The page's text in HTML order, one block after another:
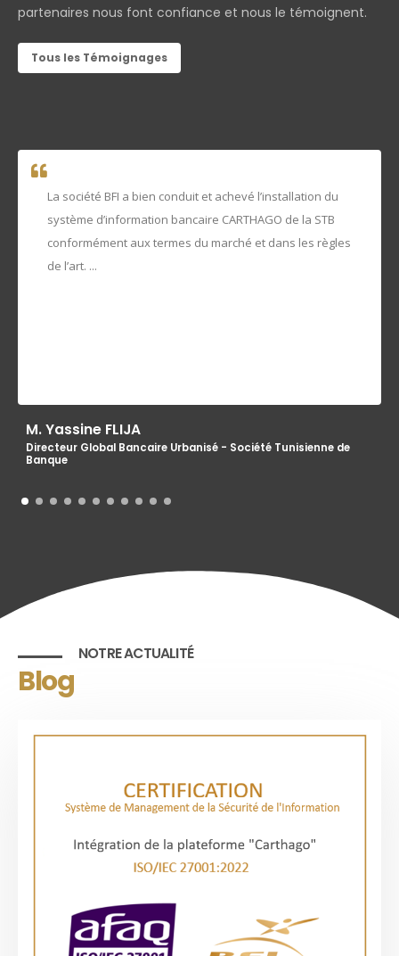
partenaires nous font confiance et nous le témoignent.
Tous les Témoignages
La société BFI a bien conduit et achevé l’installation du
système d’information bancaire CARTHAGO de la STB
conformément aux termes du marché et dans les règles
de l’art. ...
M. Yassine FLIJA
Directeur Global Bancaire Urbanisé - Société Tunisienne de
Banque
NOTRE ACTUALITÉ
Blog